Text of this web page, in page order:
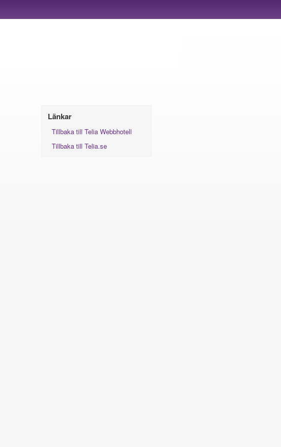
Länkar
Tillbaka till Telia Webbhotell
Tillbaka till Telia.se